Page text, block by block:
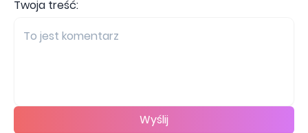
Twoja treść:
Wyślij